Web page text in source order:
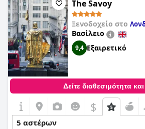
εκδηλώσεις είναι μερικές μόνο από τις
αστέρων που θα κάνουν τη διαμονή σας
πραγματικά μαγευτική.
The Savoy
Ξενοδοχείο στο
Βασίλειο
9,4 Εξαιρετικό
Δείτε διαθεσιμότητα και
$
5 αστέρων